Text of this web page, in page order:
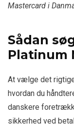
Mastercard i
Sådan
Platinum
At vælge det
hvordan du
danskere
sikkerhed ved